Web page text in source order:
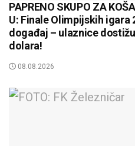
PAPRENO SKUPO ZA
U: Finale Olimpijskih
događaj – ulaznice
dolara!
08.08.2026